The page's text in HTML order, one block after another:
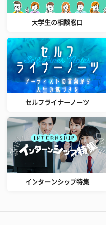
大学生の相談窓口
セルフライナーノーツ
インターンシップ特集